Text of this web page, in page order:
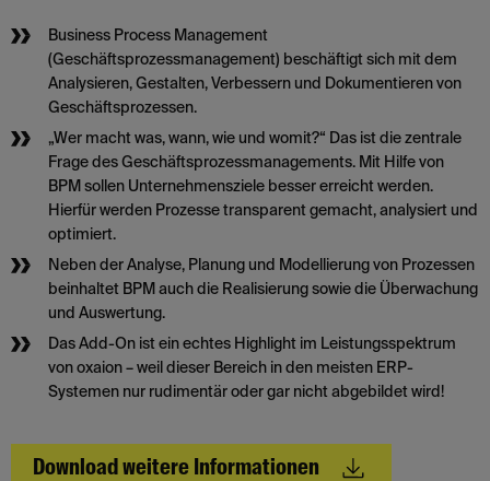
Business Process Management
(Geschäftsprozessmanagement) beschäftigt sich mit dem
Analysieren, Gestalten, Verbessern und Dokumentieren von
Geschäftsprozessen.
„Wer macht was, wann, wie und womit?“ Das ist die zentrale
Frage des Geschäftsprozessmanagements. Mit Hilfe von
BPM sollen Unternehmensziele besser erreicht werden.
Hierfür werden Prozesse transparent gemacht, analysiert und
optimiert.
Neben der Analyse, Planung und Modellierung von Prozessen
beinhaltet BPM auch die Realisierung sowie die Überwachung
und Auswertung.
Das Add-On ist ein echtes Highlight im Leistungsspektrum
von oxaion – weil dieser Bereich in den meisten ERP-
Systemen nur rudimentär oder gar nicht abgebildet wird!
Download weitere Informationen